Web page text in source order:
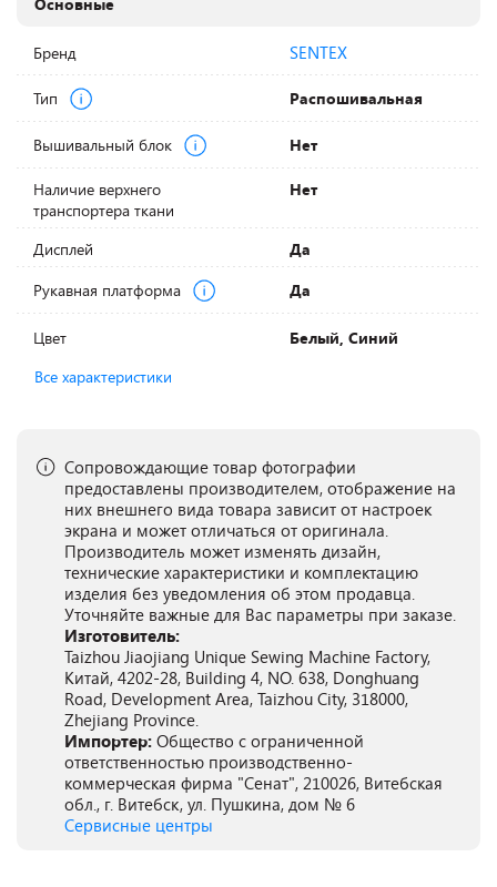
Бренд SENTEX
Тип Распошивальная
Вышивальный блок Нет
Наличие верхнего
транспортера ткани
Нет
Дисплей
Да
Рукавная платформа
Да
Цвет
Белый, Синий
Все характеристики
Сопровождающие товар фотографии
предоставлены производителем, отображение на
них внешнего вида товара зависит от настроек
экрана и может отличаться от оригинала.
Производитель может изменять дизайн,
технические характеристики и комплектацию
изделия без уведомления об этом продавца.
Уточняйте важные для Вас параметры при заказе.
Изготовитель:
Taizhou Jiaojiang Unique Sewing Machine Factory,
Китай, 4202-28, Building 4, NO. 638, Donghuang
Road, Development Area, Taizhou City, 318000,
Zhejiang Province.
Импортер: Общество с ограниченной
ответственностью производственно-
коммерческая фирма "Сенат", 210026, Витебская
обл., г. Витебск, ул. Пушкина, дом № 6
Сервисные центры